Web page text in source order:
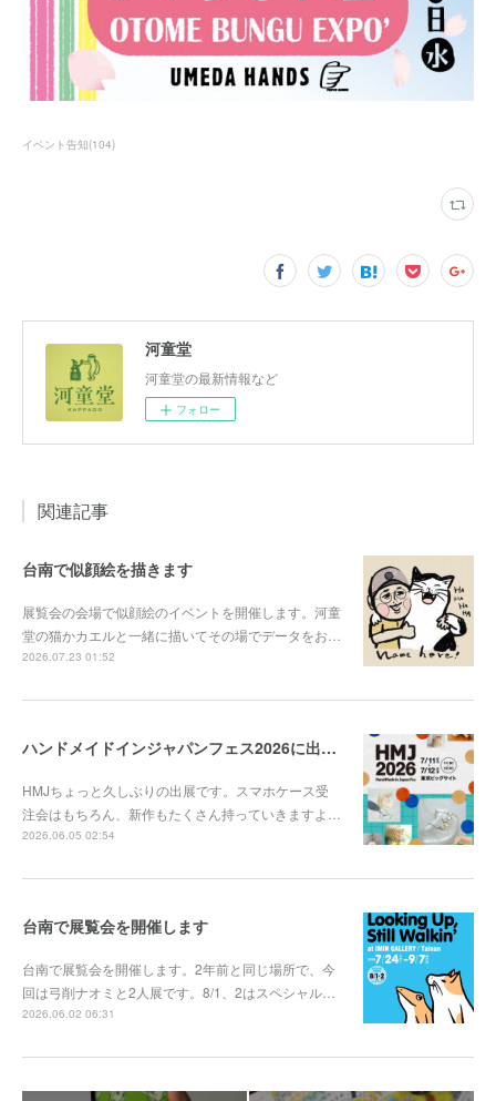
イベント告知(104)
河童堂
河童堂の最新情報など
フォロー
関連記事
台南で似顔絵を描きます
展覧会の会場で似顔絵のイベントを開催します。河童
堂の猫かカエルと一緒に描いてその場でデータをお…
2026.07.23 01:52
ハンドメイドインジャパンフェス2026に出展します
HMJちょっと久しぶりの出展です。スマホケース受
注会はもちろん、新作もたくさん持っていきますよ…
2026.06.05 02:54
台南で展覧会を開催します
台南で展覧会を開催します。2年前と同じ場所で、今
回は弓削ナオミと2人展です。8/1、2はスペシャル…
2026.06.02 06:31